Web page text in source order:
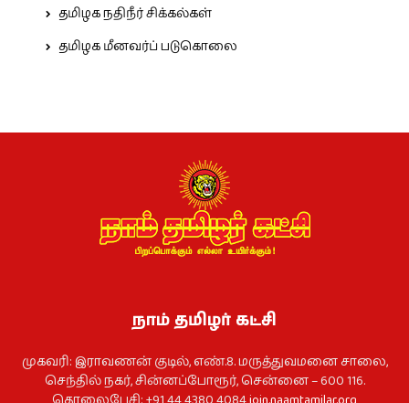
தமிழக நதிநீர் சிக்கல்கள்
தமிழக மீனவர்ப் படுகொலை
நாம் தமிழர் கட்சி
முகவரி: இராவணன் குடில், எண்.8. மருத்துவமனை சாலை,
செந்தில் நகர், சின்னப்போரூர், சென்னை – 600 116.